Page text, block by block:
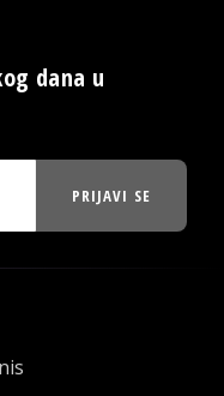
dana u
PRIJAVI SE